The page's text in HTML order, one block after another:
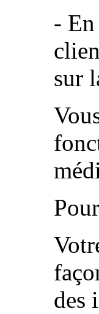
-
sur
des